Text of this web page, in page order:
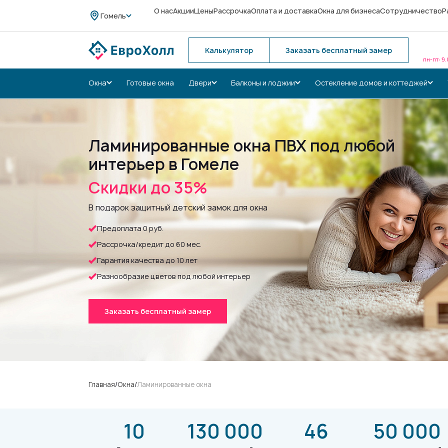
Гомель О насАкцииЦеныРассрочкаОплата и доставкаОкна для бизнесаСотрудничество
Калькулятор Заказать бесплатный замер
пн-пт:
Окна Готовые окна Двери Балконы и лоджии Остекление домов и коттеджей
Ламинированные окна ПВХ под любой
интерьер в Гомеле
Скидки до 35%
В подарок защитный детский замок для окна
Предоплата 0 руб.
Рассрочка/кредит до 60 мес.
Гарантия качества до 10 лет
Разнообразие цветов под любой интерьер
Заказать бесплатный замер
Главная/Окна/Ламинированные окна
10 130 000 46 50 000